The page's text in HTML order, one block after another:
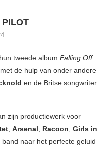
hun tweede album Falling Off
de hulp van onder andere
en de Britse songwriter
zijn productiewerk voor
, Arsenal, Racoon, Girls in
naar het perfecte geluid